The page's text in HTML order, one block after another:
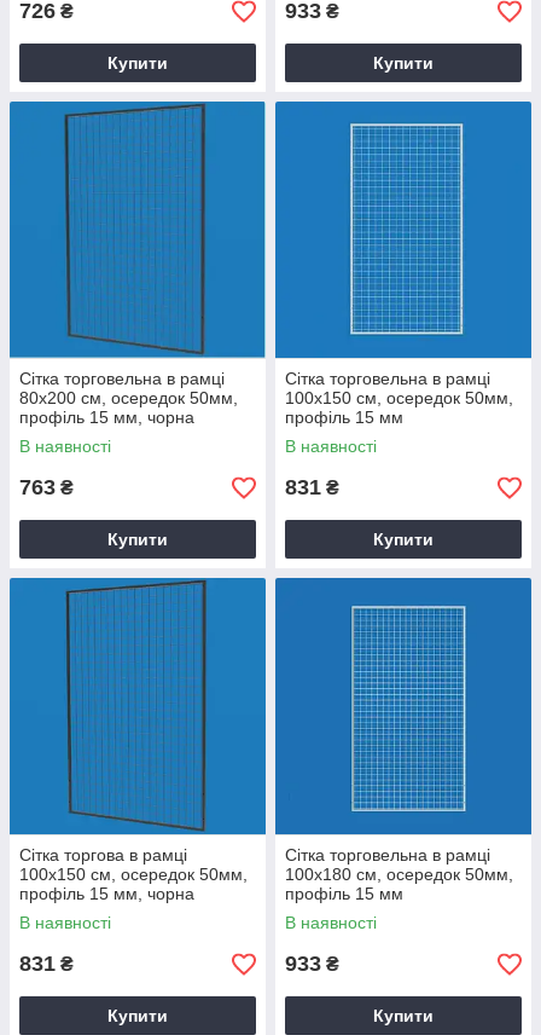
726 ₴
Купити
933 ₴
Купити
Сітка торговельна в рамці
80х200 см, осередок 50мм,
профіль 15 мм, чорна
В наявності
763 ₴
Купити
Сітка торговельна в рамці
100х150 см, осередок 50мм,
профіль 15 мм
В наявності
831 ₴
Купити
Сітка торгова в рамці
100х150 см, осередок 50мм,
профіль 15 мм, чорна
В наявності
831 ₴
Купити
Сітка торговельна в рамці
100х180 см, осередок 50мм,
профіль 15 мм
В наявності
933 ₴
Купити